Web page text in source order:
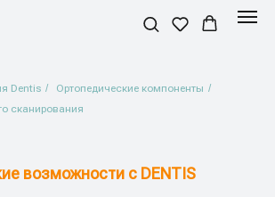
Dentis / Ортопедические компоненты /
сканирования
возможности с DENTIS